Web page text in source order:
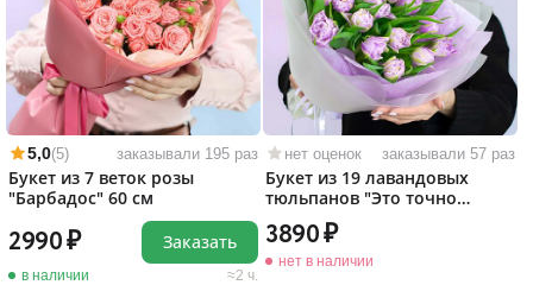
5,0(5) заказывали 195 раз
Букет из 7 веток розы
"Барбадос" 60 см
2990
в наличии 2 ч.
Заказать
нет оценок заказывали 57 раз
Букет из 19 лавандовых
тюльпанов "Это точно
любовь!"
3890
нет в наличии